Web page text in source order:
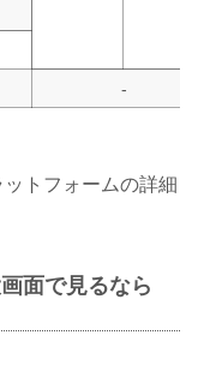
-
トフォームの詳細
面で見るなら